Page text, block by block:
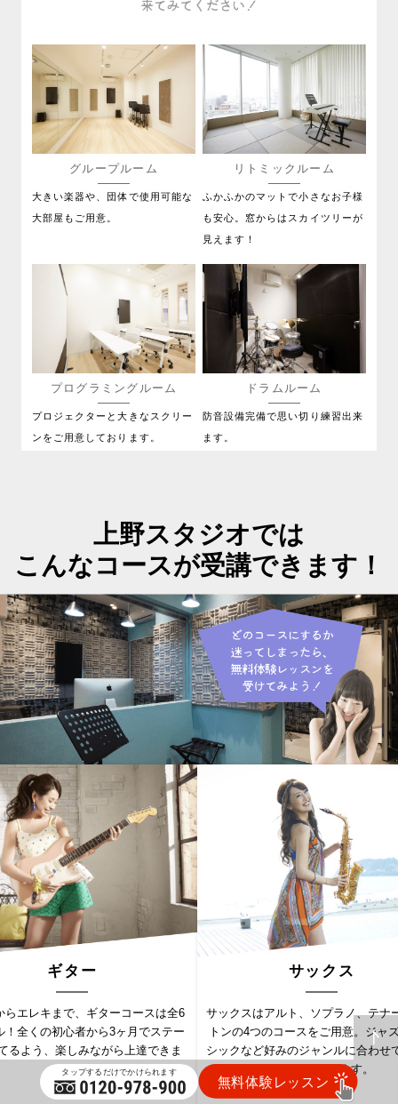
グループルーム
大きい楽器や、団体で使用可能な
大部屋もご用意。
リトミックルーム
ふかふかのマットで小さなお子様
も安心。窓からはスカイツリーが
見えます！
プログラミングルーム
プロジェクターと大きなスクリー
ンをご用意しております。
ドラムルーム
防音設備完備で思い切り練習出来
ます。
上野スタジオでは
こんなコースが受講できます！
ギター
らエレキまで、ギターコースは全6
！全くの初心者から3ヶ月でステー
るよう、楽しみながら上達できま
す。
サックス
サックスはアルト、ソプラノ、テナ
トンの4つのコースをご用意。ジャ
シックなど好みのジャンルに合わせ
をマスターします。